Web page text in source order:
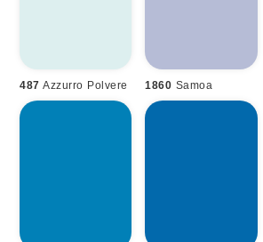
487 Azzurro Polvere 1860 Samoa